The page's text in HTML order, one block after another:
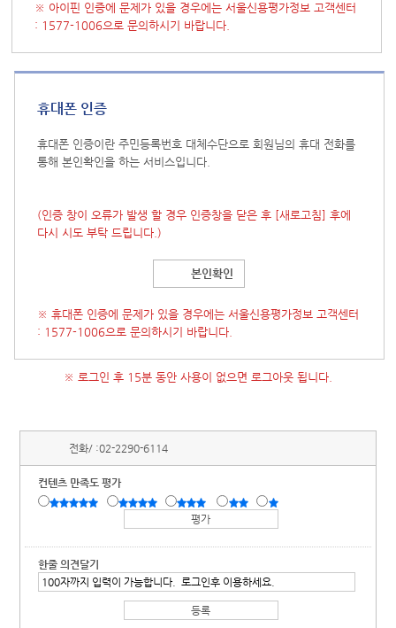
※ 아이핀 인증에 문제가 있을 경우에는 서울신용평가정보 고객센터
: 1577-1006으로 문의하시기 바랍니다.
휴대폰 인증
휴대폰 인증이란 주민등록번호 대체수단으로 회원님의 휴대 전화를
통해 본인확인을 하는 서비스입니다.
(인증 창이 오류가 발생 할 경우 인증창을 닫은 후 [새로고침] 후에
다시 시도 부탁 드립니다.)
본인확인
※ 휴대폰 인증에 문제가 있을 경우에는 서울신용평가정보 고객센터
: 1577-1006으로 문의하시기 바랍니다.
※ 로그인 후 15분 동안 사용이 없으면 로그아웃 됩니다.
전화/ :02-2290-6114
컨텐츠 만족도 평가
한줄 의견달기